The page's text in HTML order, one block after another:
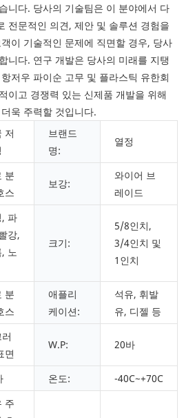
니다. 당사의 기술팀은 이 분야에서 다
전문적인 의견, 제안 및 솔루션 경험을
이 기술적인 문제에 직면할 경우, 당사
니다. 연구 개발은 당사의 미래를 지탱
저우 파이순 고무 및 플라스틱 유한회
이고 경쟁력 있는 신제품 개발을 위해
욱 주력할 것입니다.
저
브랜드
명:
열정
분
스
보강:
와이어 브
레이드
, 파
강,
노
크기:
5/8인치,
3/4인치 및
1인치
분
스
애플리
케이션:
석유, 휘발
유, 디젤 등
면
W.P: 20바
온도: -40C~+70C
주